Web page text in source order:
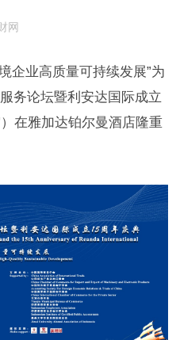
网
企业高质量可持续发展”为
务论坛暨利安达国际成立
在雅加达铂尔曼酒店隆重